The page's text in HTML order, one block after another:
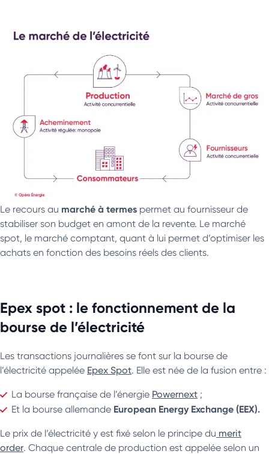
Le recours au marché à termes permet au fournisseur de
stabiliser son budget en amont de la revente. Le marché
spot, le marché comptant, quant à lui permet d’optimiser les
achats en fonction des besoins réels des clients.
Epex spot : le fonctionnement de la
bourse de l’électricité
Les transactions journalières se font sur la bourse de
l’électricité appelée Epex Spot. Elle est née de la fusion entre :
La bourse française de l’énergie Powernext ;
Et la bourse allemande European Energy Exchange (EEX).
Le prix de l’électricité y est fixé selon le principe du merit
order. Chaque centrale de production est appelée selon un